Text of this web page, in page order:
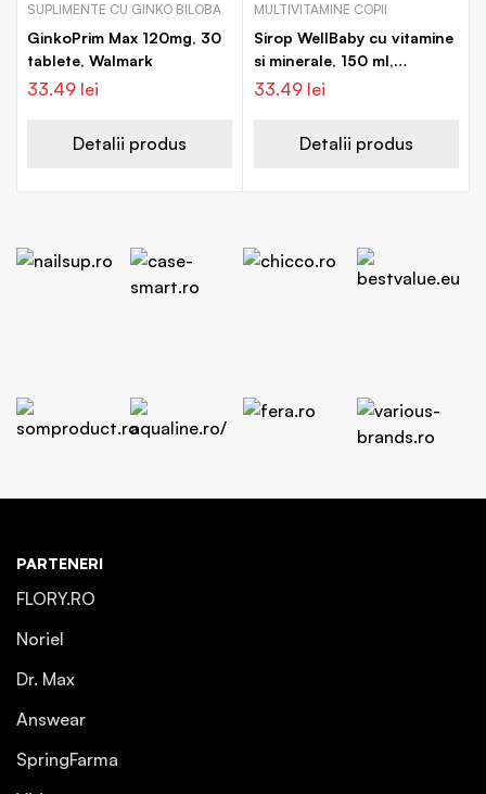
SUPLIMENTE CU GINKO BILOBA
GinkoPrim Max 120mg, 30
tablete, Walmark
33.49 lei
Detalii produs
MULTIVITAMINE COPII
Sirop WellBaby cu vitamine
si minerale, 150 ml,
Vitabiotics
33.49 lei
Detalii produs
PARTENERI
FLORY.RO
Noriel
Dr. Max
Answear
SpringFarma